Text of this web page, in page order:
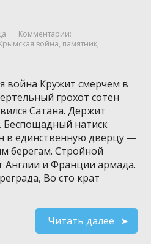
Комментарии:
война, памятник,
война Кружит смерчем в
грохот сотен
Сатана. Держит
Беспощадный натиск
в единственную дверцу —
берегам. Стройной
и Франции армада.
Во сто крат
Читать далее